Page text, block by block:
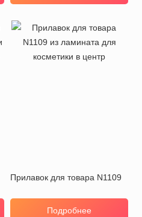
Прилавок для товара N1109
Подробнее